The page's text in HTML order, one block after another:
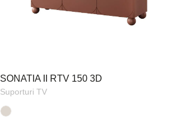
SONATIA II RTV 150 3D
Suporturi TV